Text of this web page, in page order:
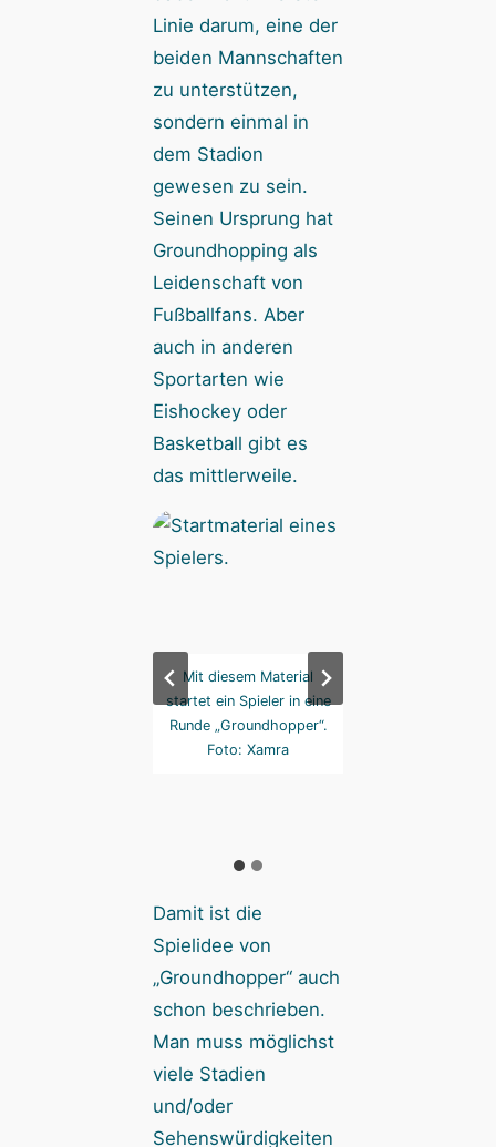
Linie darum, eine der
beiden Mannschaften
zu unterstützen,
sondern einmal in
dem Stadion
gewesen zu sein.
Seinen Ursprung hat
Groundhopping als
Leidenschaft von
Fußballfans. Aber
auch in anderen
Sportarten wie
Eishockey oder
Basketball gibt es
das mittlerweile.
Mit diesem Material
startet ein Spieler in eine
Runde „Groundhopper“.
Foto: Xamra
Damit ist die
Spielidee von
„Groundhopper“ auch
schon beschrieben.
Man muss möglichst
viele Stadien
und/oder
Sehenswürdigkeiten